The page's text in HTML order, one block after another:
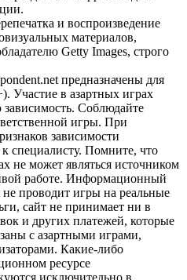
и воспроизведение
материалов,
Getty Images, строго
предназначены для
Участие в азартных играх
Соблюдайте
игры. При
зависимости
специалисту. Помните, что
не может являться источником
работе. Информационный
не проводит игры на реальные
сайт не принимает ни в
и других платежей, которые
с азартными играми,
Какие-либо
ресурсе
исключительно в